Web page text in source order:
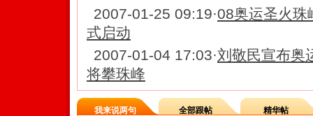
2007-01-25 09:19·08奥运圣火珠
式启动
2007-01-04 17:03·刘敬民宣布奥
将攀珠峰
我来说两句 全部跟帖 精华帖